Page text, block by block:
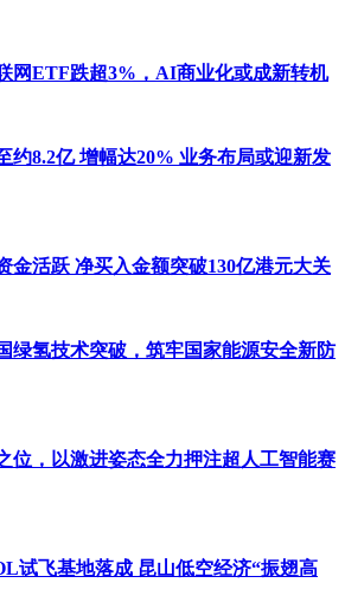
网ETF跌超3%，AI商业化或成新转机
约8.2亿 增幅达20% 业务布局或迎新发
金活跃 净买入金额突破130亿港元大关
绿氢技术突破，筑牢国家能源安全新防
位，以激进姿态全力押注超人工智能赛
试飞基地落成 昆山低空经济“振翅高